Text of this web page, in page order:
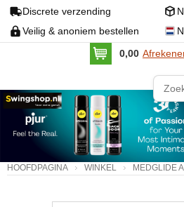
Discrete verzending
Veilig & anoniem bestellen
0,00
HOOFDPAGINA WINKEL MEDGLIDE